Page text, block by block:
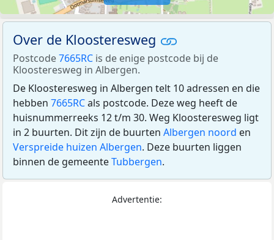
Over de Kloosteresweg
Postcode7665RC is de enige postcode bij de
Kloosteresweg in Albergen.
De Kloosteresweg in Albergen telt 10 adressen en die
hebben 7665RCals postcode. Deze weg heeft de
huisnummerreeks 12 t/m 30. Weg Kloosteresweg ligt
in 2 buurten. Dit zijn de buurten Albergen noord en
Verspreide huizen Albergen. Deze buurten liggen
binnen de gemeenteTubbergen.
Advertentie: